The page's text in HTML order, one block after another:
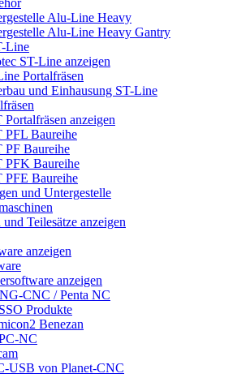
Alu-Line Heavy
Alu-Line Heavy Gantry
Line
ST-Line anzeigen
Portalfräsen
und Einhausung ST-Line
anzeigen
PFL Baureihe
PF Baureihe
PFK Baureihe
PFE Baureihe
und Untergestelle
Teilesätze anzeigen
anzeigen
anzeigen
CNC / Penta NC
Produkte
Benezan
NC
USB von Planet-CNC